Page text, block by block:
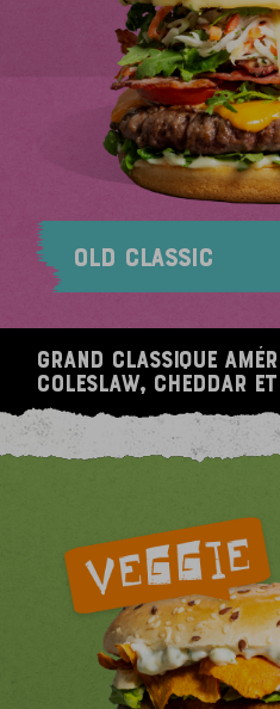
OLD CLASSIC
Grand Classique
coleslaw, cheddar